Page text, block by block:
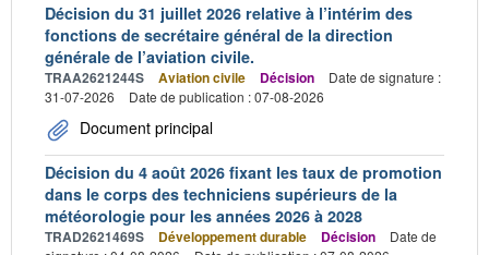
Décision du 31 juillet 2026 relative à l’intérim des
fonctions de secrétaire général de la direction
générale de l’aviation civile.
TRAA2621244S Aviation civile Décision
Date de signature :
31-07-2026
Date de publication : 07-08-2026
Document principal
Décision du 4 août 2026 fixant les taux de promotion
dans le corps des techniciens supérieurs de la
météorologie pour les années 2026 à 2028
TRAD2621469S Développement durable Décision
Date de